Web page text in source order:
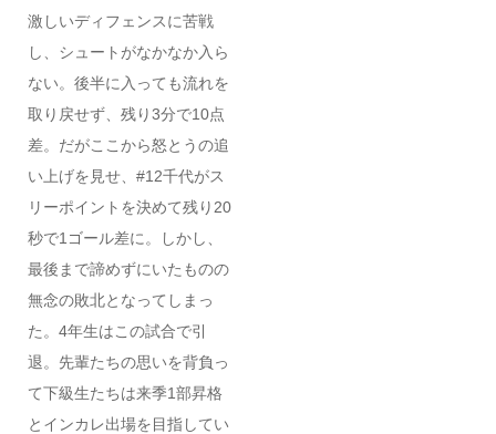
激しいディフェンスに苦戦
し、シュートがなかなか入ら
ない。後半に入っても流れを
取り戻せず、残り3分で10点
差。だがここから怒とうの追
い上げを見せ、#12千代がス
リーポイントを決めて残り20
秒で1ゴール差に。しかし、
最後まで諦めずにいたものの
無念の敗北となってしまっ
た。4年生はこの試合で引
退。先輩たちの思いを背負っ
て下級生たちは来季1部昇格
とインカレ出場を目指してい